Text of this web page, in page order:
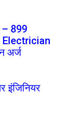
– 899
Electrician
अर्ज
इंजिनियर